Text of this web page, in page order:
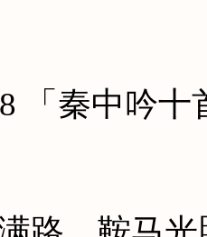
秦中吟十